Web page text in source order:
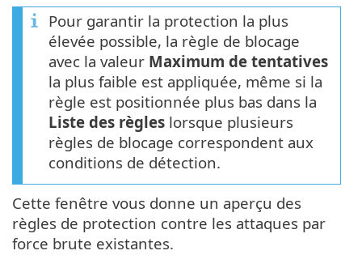
Pour garantir la protection la plus
élevée possible, la règle de blocage
avec la valeur Maximum de tentatives
la plus faible est appliquée, même si la
règle est positionnée plus bas dans la
Liste des règles lorsque plusieurs
règles de blocage correspondent aux
conditions de détection.
Cette fenêtre vous donne un aperçu des
règles de protection contre les attaques par
force brute existantes.